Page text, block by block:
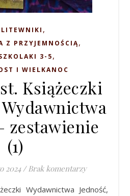
,
Z PRZYJEMNOŚCIĄ,
3-5,
I WIELKANOC
Książeczki
zestawienie
(1)
2024 / Brak komentarzy